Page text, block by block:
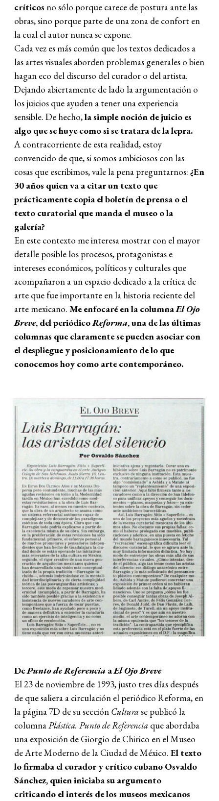
críticos no sólo porque carece de postura ante las
obras, sino porque parte de una zona de confort en
la cual el autor nunca se expone.
Cada vez es más común que los textos dedicados a
las artes visuales aborden problemas generales o bien
hagan eco del discurso del curador o del artista.
Dejando abiertamente de lado la argumentación o
los juicios que ayuden a tener una experiencia
sensible. De hecho,la simple noción de juicio es
algo que se huye como si se tratara de la lepra.
A contracorriente de esta realidad, estoy
convencido de que, si somos ambiciosos con las
cosas que escribimos, vale la pena preguntarnos:¿En
30 años quien va a citar un texto que
prácticamente copia el boletín de prensa o el
texto curatorial que manda el museo o la
galería?
En este contexto me interesa mostrar con el mayor
detalle posible los procesos, protagonistas e
intereses económicos, políticos y culturales que
acompañaron a un espacio dedicado a la crítica de
arte que fue importante en la historia reciente del
arte mexicano.Me enfocaré en la columnaEl Ojo
Breve, del periódicoReforma, una de las últimas
columnas que claramente se pueden asociar con
el despliegue y posicionamiento de lo que
conocemos hoy como arte contemporáneo.
DePunto de Referencia aEl Ojo Breve
El 23 de noviembre de 1993, justo tres días después
de que saliera a circulación el periódico Reforma, en
la página 7D de su sección Cultura se publicó la
columnaPlástica. Punto de Referencia que abordaba
una exposición de Giorgio de Chirico en el Museo
de Arte Moderno de la Ciudad de México.El texto
lo firmaba el curador y crítico cubano Osvaldo
Sánchez, quien iniciaba su argumento
criticando el interés de los museos mexicanos